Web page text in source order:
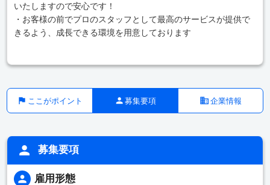
いたしますので安心です！
・お客様の前でプロのスタッフとして最高のサービスが提供で
きるよう、成長できる環境を用意しております
ここがポイント 募集要項 企業情報
募集要項
雇用形態